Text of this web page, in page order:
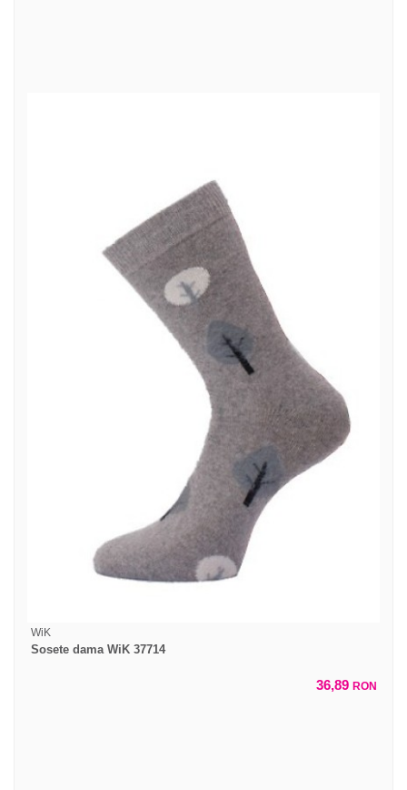
WiK
Sosete dama WiK 37714
36,89 RON